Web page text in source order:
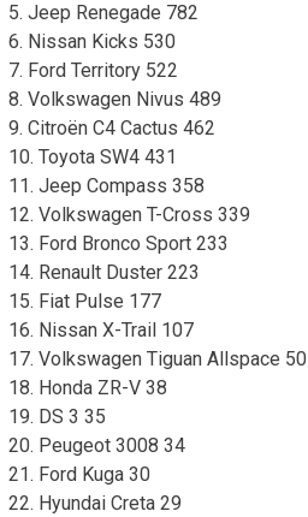
5. Jeep Renegade 782
6. Nissan Kicks 530
7. Ford Territory 522
8. Volkswagen Nivus 489
9. Citroën C4 Cactus 462
10. Toyota SW4 431
11. Jeep Compass 358
12. Volkswagen T-Cross 339
13. Ford Bronco Sport 233
14. Renault Duster 223
15. Fiat Pulse 177
16. Nissan X-Trail 107
17. Volkswagen Tiguan Allspace 50
18. Honda ZR-V 38
19. DS 3 35
20. Peugeot 3008 34
21. Ford Kuga 30
22. Hyundai Creta 29